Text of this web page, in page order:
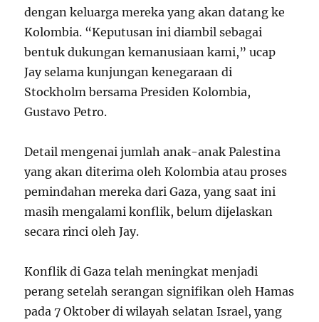
dengan keluarga mereka yang akan datang ke
Kolombia. “Keputusan ini diambil sebagai
bentuk dukungan kemanusiaan kami,” ucap
Jay selama kunjungan kenegaraan di
Stockholm bersama Presiden Kolombia,
Gustavo Petro.
Detail mengenai jumlah anak-anak Palestina
yang akan diterima oleh Kolombia atau proses
pemindahan mereka dari Gaza, yang saat ini
masih mengalami konflik, belum dijelaskan
secara rinci oleh Jay.
Konflik di Gaza telah meningkat menjadi
perang setelah serangan signifikan oleh Hamas
pada 7 Oktober di wilayah selatan Israel, yang